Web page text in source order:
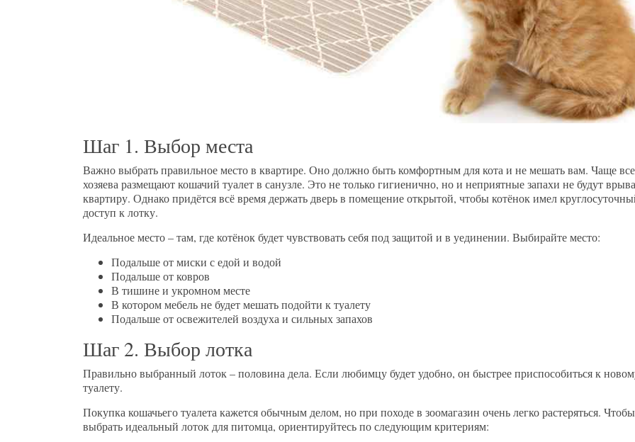
Шаг 1. Выбор места
Важно выбрать правильное место в квартире. Оно должно быть комфортным для кота и не мешать вам. Чаще
хозяева размещают кошачий туалет в санузле. Это не только гигиенично, но и неприятные запахи не будут
квартиру. Однако придётся всё время держать дверь в помещение открытой, чтобы котёнок имел
доступ к лотку.
Идеальное место – там, где котёнок будет чувствовать себя под защитой и в уединении. Выбирайте место:
Подальше от миски с едой и водой
Подальше от ковров
В тишине и укромном месте
В котором мебель не будет мешать подойти к туалету
Подальше от освежителей воздуха и сильных запахов
Шаг 2. Выбор лотка
Правильно выбранный лоток – половина дела. Если любимцу будет удобно, он быстрее приспособиться к
туалету.
Покупка кошачьего туалета кажется обычным делом, но при походе в зоомагазин очень легко растеряться. Чтобы
выбрать идеальный лоток для питомца, ориентируйтесь по следующим критериям: